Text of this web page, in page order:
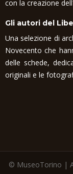
con la creazione
Gli autori del
Una selezione di
Novecento che
delle schede,
originali e le
© MuseoTorino |